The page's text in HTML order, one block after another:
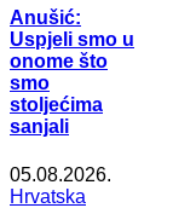
Anušić:
Uspjeli smo u
onome što
smo
stoljećima
sanjali
05.08.2026.
Hrvatska